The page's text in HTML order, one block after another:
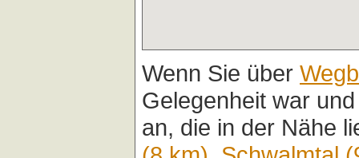
Wenn Sie über
Gelegenheit war
an, die in der Nähe